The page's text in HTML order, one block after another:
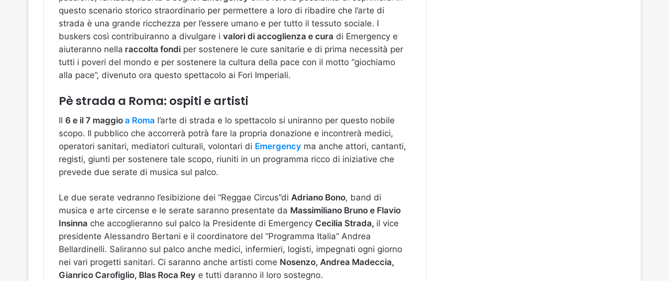
questo scenario storico straordinario per permettere a loro di ribadire che l’arte di
strada è una grande ricchezza per l’essere umano e per tutto il tessuto sociale. I
buskers così contribuiranno a divulgare i valori di accoglienza e cura di Emergency e
aiuteranno nella raccolta fondi per sostenere le cure sanitarie e di prima necessità per
tutti i poveri del mondo e per sostenere la cultura della pace con il motto “giochiamo
alla pace”, divenuto ora questo spettacolo ai Fori Imperiali.
Pè strada a Roma: ospiti e artisti
Il 6 e il 7 maggio a Roma l’arte di strada e lo spettacolo si uniranno per questo nobile
scopo. Il pubblico che accorrerà potrà fare la propria donazione e incontrerà medici,
operatori sanitari, mediatori culturali, volontari di Emergency ma anche attori, cantanti,
registi, giunti per sostenere tale scopo, riuniti in un programma ricco di iniziative che
prevede due serate di musica sul palco.
Le due serate vedranno l’esibizione dei “Reggae Circus”di Adriano Bono, band di
musica e arte circense e le serate saranno presentate da Massimiliano Bruno e Flavio
Insinna che accoglieranno sul palco la Presidente di Emergency Cecilia Strada, il vice
presidente Alessandro Bertani e il coordinatore del “Programma Italia” Andrea
Bellardinelli. Saliranno sul palco anche medici, infermieri, logisti, impegnati ogni giorno
nei vari progetti sanitari. Ci saranno anche artisti come Nosenzo, Andrea Madeccia,
Gianrico Carofiglio, Blas Roca Rey e tutti daranno il loro sostegno.